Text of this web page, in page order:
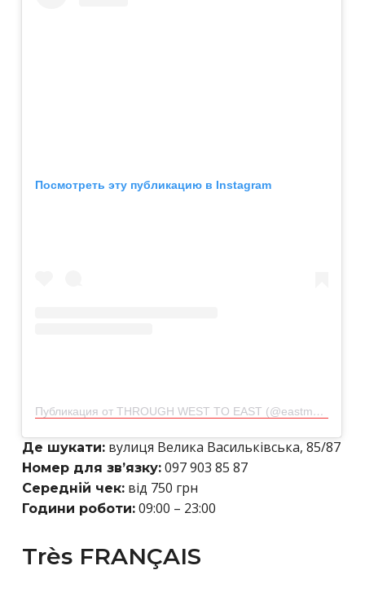
Посмотреть эту публикацию в Instagram
Публикация от THROUGH WEST TO EAST (@eastman.restaurant)
Де шукати: вулиця Велика Васильківська, 85/87
Номер для зв’язку: 097 903 85 87
Середній чек: від 750 грн
Години роботи: 09:00 – 23:00
Très FRANÇAIS